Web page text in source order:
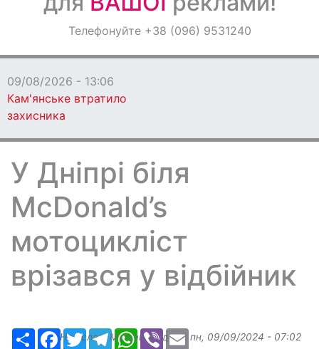
ОголошенняТелефонуйте +38 (096) 9531240
09/08/2026 - 13:06
Кам'янське втратило
захисника
У Дніпрі біля
McDonald’s
мотоцикліст
врізався у відбійник
РесурсFacebook
TwitterTelegramWhatsApp
ViberEmail
Надіслав:Margarita, дата: пн, 09/09/2024 - 07:02